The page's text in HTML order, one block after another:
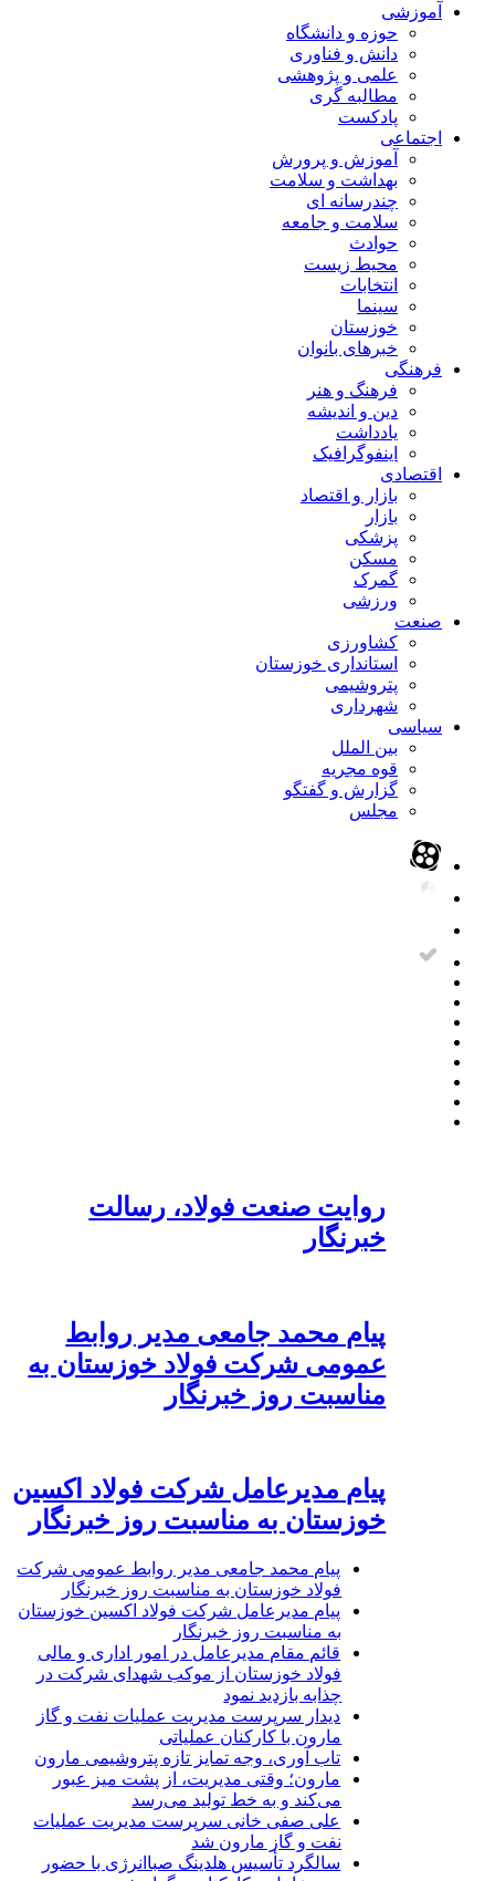
آموزشی
حوزه و دانشگاه
دانش و فناوری
علمی و پژوهشی
مطالبه گری
پادکست
اجتماعی
آموزش و پرورش
بهداشت و سلامت
چندرسانه ای
سلامت و جامعه
حوادث
محیط زیست
انتخابات
سینما
خوزستان
خبرهای بانوان
فرهنگی
فرهنگ و هنر
دین و اندیشه
یادداشت
اینفوگرافیک
اقتصادی
بازار و اقتصاد
بازار
پزشکی
مسکن
گمرک
ورزشی
صنعت
کشاورزی
استانداری خوزستان
پتروشیمی
شهرداری
سیاسی
بین الملل
قوه مجریه
گزارش و گفتگو
مجلس
روایت صنعت فولاد،‌ رسالت
خبرنگار
پیام محمد جامعی مدیر روابط
عمومی شرکت فولاد خوزستان به
مناسبت روز خبرنگار
پیام مدیرعامل شرکت فولاد اکسین
خوزستان به مناسبت روز خبرنگار
پیام محمد جامعی مدیر روابط عمومی شرکت
فولاد خوزستان به مناسبت روز خبرنگار
پیام مدیرعامل شرکت فولاد اکسین خوزستان
به مناسبت روز خبرنگار
قائم مقام مدیرعامل در امور اداری و مالی
فولاد خوزستان از موکب شهدای شرکت در
چذابه بازدید نمود
دیدار سرپرست مدیریت عملیات نفت و گاز
مارون با کارکنان عملیاتی
تاب آوری، وجه تمایز تازه پتروشیمی مارون
مارون؛ وقتی مدیریت، از پشت میز عبور
می‌کند و به خط تولید می‌رسد
علی صفی خانی سرپرست مدیریت عملیات
نفت و گاز مارون شد
سالگرد تأسیس هلدینگ صباانرژی با حضور